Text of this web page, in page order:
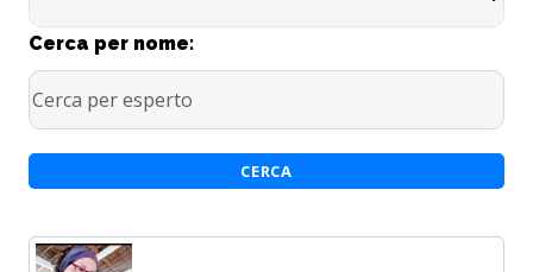
Cerca per nome: